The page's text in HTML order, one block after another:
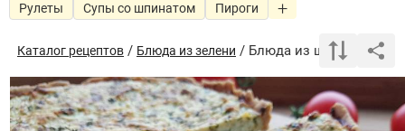
Рулеты Супы со шпинатом Пироги
Каталог рецептов / Блюда из зелени / Блюда из шпината